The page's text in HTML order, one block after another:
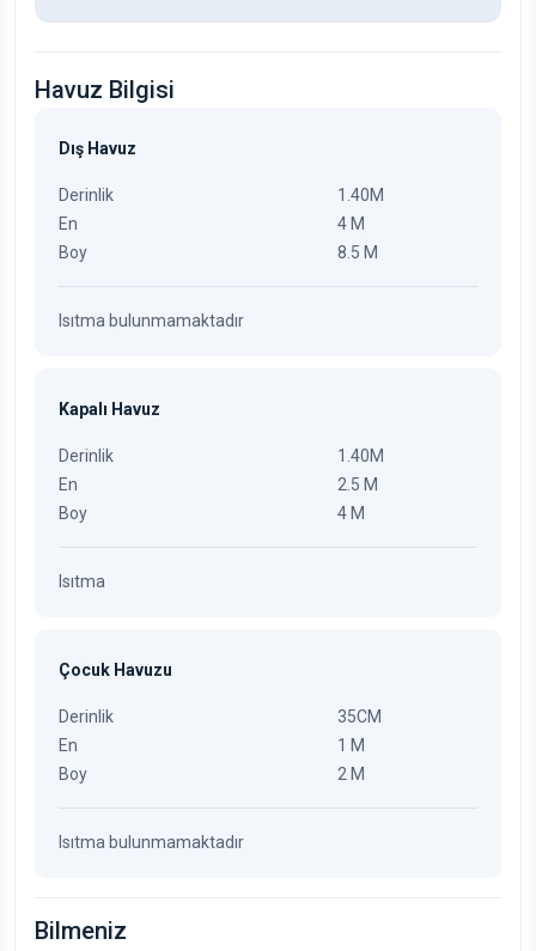
Havuz Bilgisi
Dış Havuz
Derinlik
1.40M
En
4 M
Boy
8.5 M
Isıtma bulunmamaktadır
Kapalı Havuz
Derinlik
1.40M
En
2.5 M
Boy
4 M
Isıtma
Çocuk Havuzu
Derinlik
35CM
En
1 M
Boy
2 M
Isıtma bulunmamaktadır
Bilmeniz